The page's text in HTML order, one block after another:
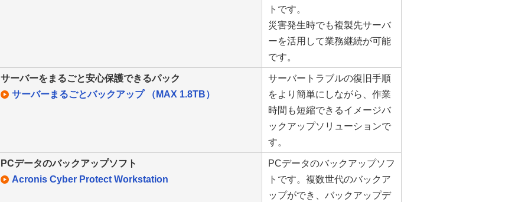
トです。
災害発生時でも複製先サーバ
ーを活用して業務継続が可能
です。
サーバーをまるごと安心保護できるパック
サーバーまるごとバックアップ （MAX 1.8TB）
サーバートラブルの復旧手順
をより簡単にしながら、作業
時間も短縮できるイメージバ
ックアップソリューションで
す。
PCデータのバックアップソフト
Acronis Cyber Protect Workstation
PCデータのバックアップソフ
トです。複数世代のバックア
ップができ、バックアップデ